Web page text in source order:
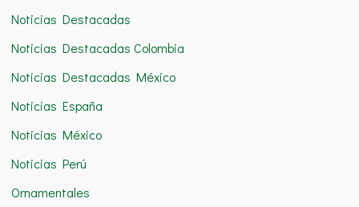
Noticias Destacadas
Noticias Destacadas Colombia
Noticias Destacadas México
Noticias España
Noticias México
Noticias Perú
Ornamentales